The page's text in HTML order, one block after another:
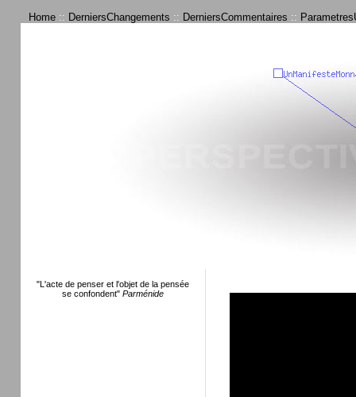
Home :: DerniersChangements :: DerniersCommentaires ::
"L'acte de penser et l'objet de la pensée
se confondent" Parménide